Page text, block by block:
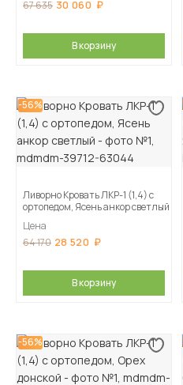
67 635 30 060
В корзину
-56%
Ливорно Кровать ЛКР-1 (1,4) с
ортопедом, Ясень анкор светлый
Цена
64 170 28 520
В корзину
-56%